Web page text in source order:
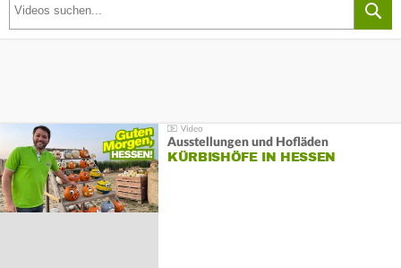
Ausstellungen und Hofläden
KÜRBISHÖFE IN HESSEN